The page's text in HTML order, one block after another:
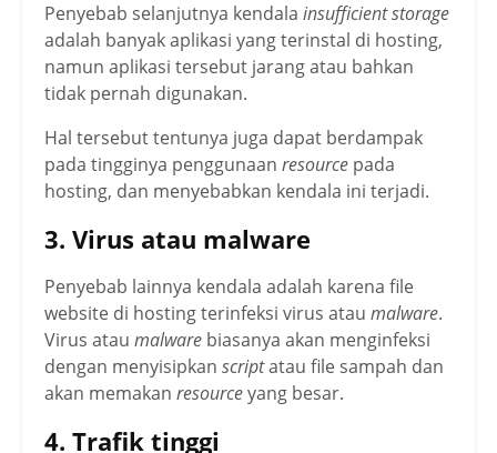
Penyebab selanjutnya kendala insufficient storage
adalah banyak aplikasi yang terinstal di hosting,
namun aplikasi tersebut jarang atau bahkan
tidak pernah digunakan.
Hal tersebut tentunya juga dapat berdampak
pada tingginya penggunaan resource pada
hosting, dan menyebabkan kendala ini terjadi.
3. Virus atau malware
Penyebab lainnya kendala adalah karena file
website di hosting terinfeksi virus atau malware.
Virus atau malware biasanya akan menginfeksi
dengan menyisipkan scriptatau file sampah dan
akan memakan resourceyang besar.
4. Trafik tinggi